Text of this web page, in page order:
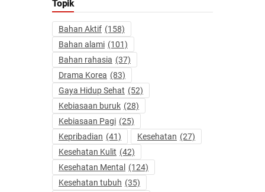
Topik
Bahan Aktif (158)
Bahan alami (101)
Bahan rahasia (37)
Drama Korea (83)
Gaya Hidup Sehat (52)
Kebiasaan buruk (28)
Kebiasaan Pagi (25)
Kepribadian (41) Kesehatan (27)
Kesehatan Kulit (42)
Kesehatan Mental
(124)
Kesehatan tubuh (35)